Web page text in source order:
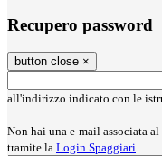
Recupero password
button close ×
all'indirizzo indicato con le
Non hai una e-mail associata
tramite la Login Spaggiari